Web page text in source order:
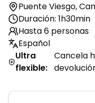
Puente Viesgo,
Duración: 1h30min
Hasta 6 personas
Español
Ultra
flexible:
Cancela